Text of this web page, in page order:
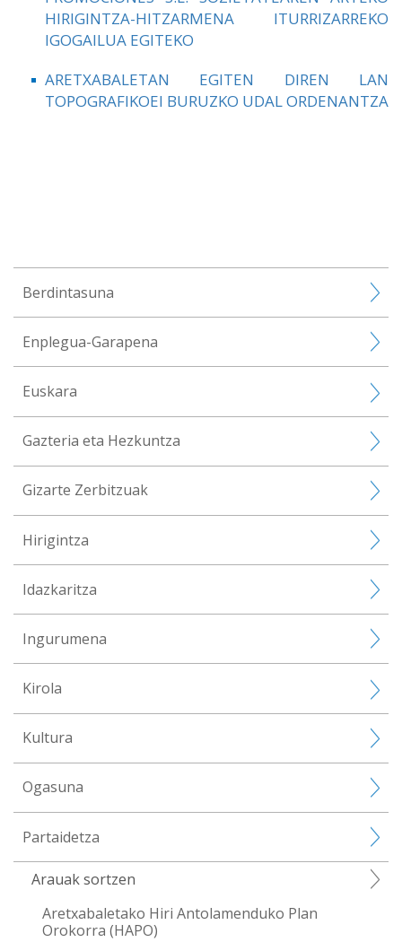
HIRIGINTZA-HITZARMENA ITURRIZARREKO
IGOGAILUA EGITEKO
ARETXABALETAN EGITEN DIREN LAN
TOPOGRAFIKOEI BURUZKO UDAL ORDENANTZA
Berdintasuna
Enplegua-Garapena
Euskara
Gazteria eta Hezkuntza
Gizarte Zerbitzuak
Hirigintza
Idazkaritza
Ingurumena
Kirola
Kultura
Ogasuna
Partaidetza
Arauak sortzen
Aretxabaletako Hiri Antolamenduko Plan
Orokorra (HAPO)